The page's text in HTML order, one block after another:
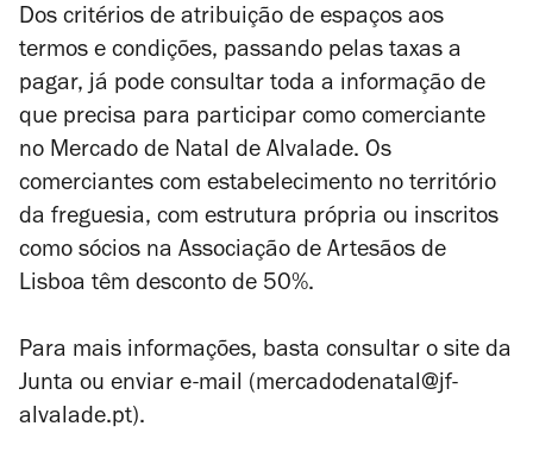
Dos critérios de atribuição de espaços aos
termos e condições, passando pelas taxas a
pagar, já pode consultar toda a informação de
que precisa para participar como comerciante
no Mercado de Natal de Alvalade. Os
comerciantes com estabelecimento no território
da freguesia, com estrutura própria ou inscritos
como sócios na Associação de Artesãos de
Lisboa têm desconto de 50%.
Para mais informações, basta consultar o site da
Junta ou enviar e-mail (mercadodenatal@jf-
alvalade.pt).